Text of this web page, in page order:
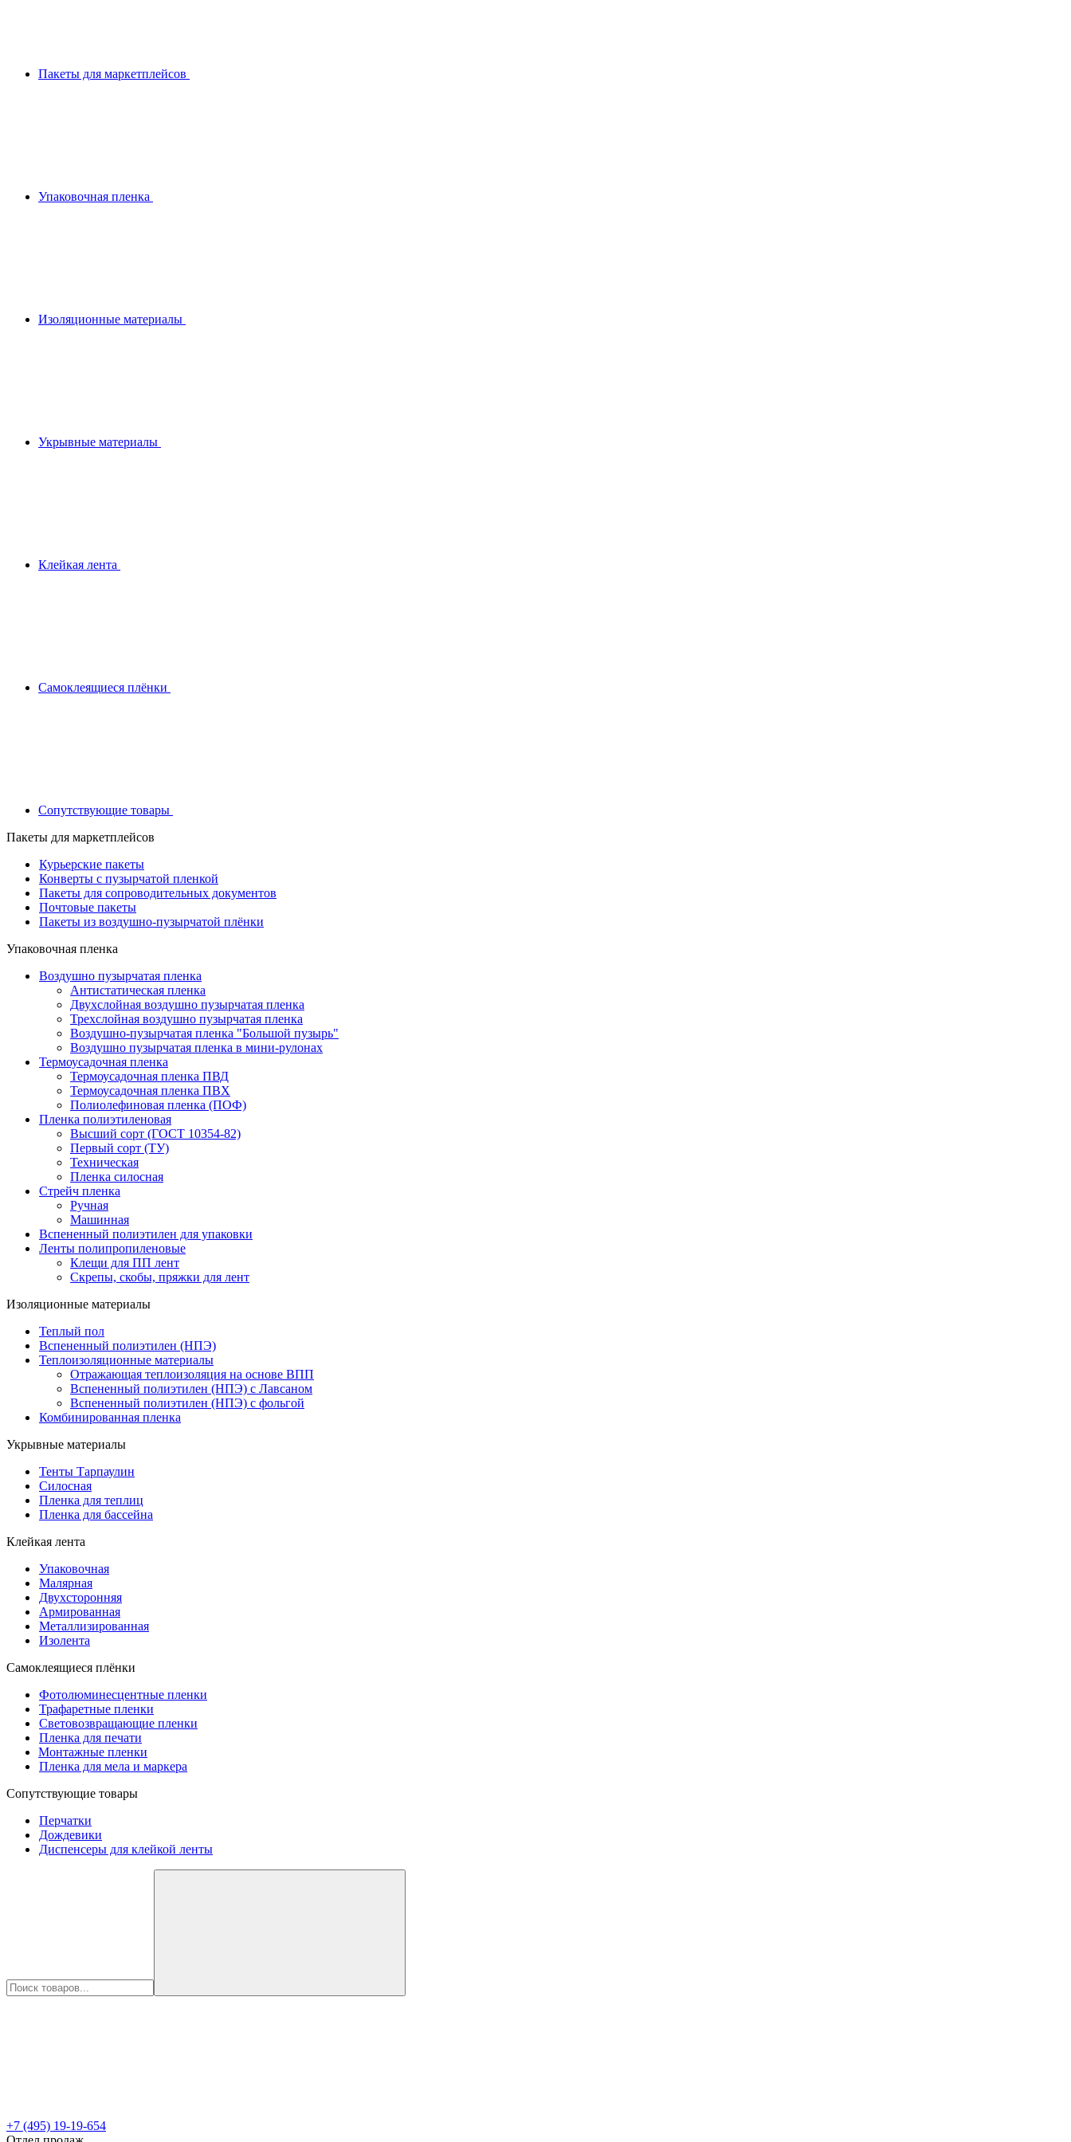
Пакеты для маркетплейсов
Упаковочная пленка
Изоляционные материалы
Укрывные материалы
Клейкая лента
Самоклеящиеся плёнки
Сопутствующие товары
Пакеты для маркетплейсов
Курьерские пакеты
Конверты с пузырчатой пленкой
Пакеты для сопроводительных документов
Почтовые пакеты
Пакеты из воздушно-пузырчатой плёнки
Упаковочная пленка
Воздушно пузырчатая пленка
Антистатическая пленка
Двухслойная воздушно пузырчатая пленка
Трехслойная воздушно пузырчатая пленка
Воздушно-пузырчатая пленка "Большой пузырь"
Воздушно пузырчатая пленка в мини-рулонах
Термоусадочная пленка
Термоусадочная пленка ПВД
Термоусадочная пленка ПВХ
Полиолефиновая пленка (ПОФ)
Пленка полиэтиленовая
Высший сорт (ГОСТ 10354-82)
Первый сорт (ТУ)
Техническая
Пленка силосная
Стрейч пленка
Ручная
Машинная
Вспененный полиэтилен для упаковки
Ленты полипропиленовые
Клещи для ПП лент
Скрепы, скобы, пряжки для лент
Изоляционные материалы
Теплый пол
Вспененный полиэтилен (НПЭ)
Теплоизоляционные материалы
Отражающая теплоизоляция на основе ВПП
Вспененный полиэтилен (НПЭ) с Лавсаном
Вспененный полиэтилен (НПЭ) с фольгой
Комбинированная пленка
Укрывные материалы
Тенты Тарпаулин
Силосная
Пленка для теплиц
Пленка для бассейна
Клейкая лента
Упаковочная
Малярная
Двухсторонняя
Армированная
Металлизированная
Изолента
Самоклеящиеся плёнки
Фотолюминесцентные пленки
Трафаретные пленки
Световозвращающие пленки
Пленка для печати
Монтажные пленки
Пленка для мела и маркера
Сопутствующие товары
Перчатки
Дождевики
Диспенсеры для клейкой ленты
+7 (495) 19-19-654